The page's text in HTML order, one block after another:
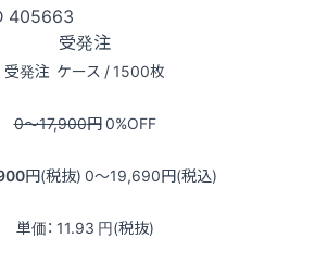
405663
受発注
受発注 ケース / 1500枚
0〜17,900円0%OFF
円(税抜) 0〜19,690円(税込)
単価： 11.93 円(税抜)